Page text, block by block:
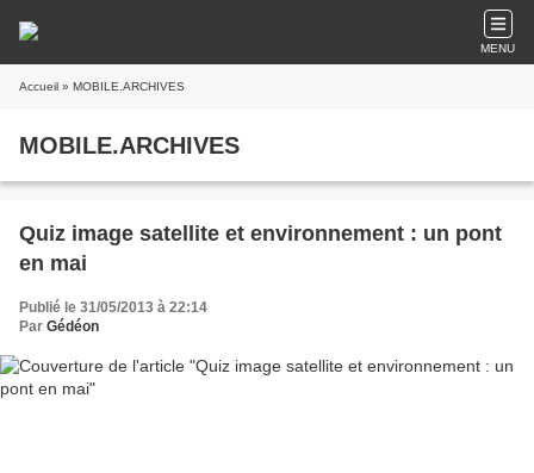
MENU
Accueil » MOBILE.ARCHIVES
MOBILE.ARCHIVES
Quiz image satellite et environnement : un pont
en mai
Publié le 31/05/2013 à 22:14
Par Gédéon